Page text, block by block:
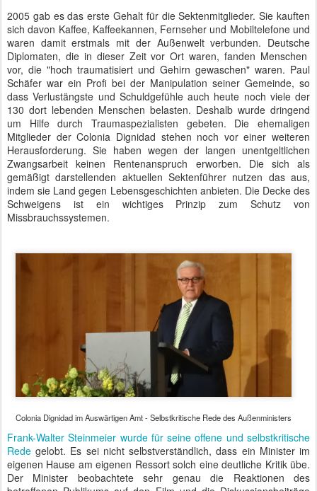
Colonia Dignidad im Auswärtigen Amt - Selbstkritische Rede des Außenministers
Frank-Walter Steinmeier wurde für seine offene und selbstkritische
Redegelobt. Es sei nicht selbstverständlich, dass ein Minister im
eigenen Hause am eigenen Ressort solch eine deutliche Kritik übe.
Der Minister beobachtete sehr genau die Reaktionen des
betroffenen Publikums auf den Film und die Diskussionsbeiträge
und misst dem Fall Colonia Dignidad einen hohen didaktischen
Wert für zukünftige Botschafter-Generationen bei. So werde diese
Fallstudie ins Curriculum der Diplomatenausbildung aufgenommen
und ferner die übliche 30-jährige Sperrfrist für die Akten per
Ministeranweisung auf zwanzig Jahre verkürzt.
Colonia Dignidad zeigt wie Sekten und Diktaturen funktionieren:
+ trenne vertraute und verwandte Personen
+ schaffe eine Atmosphäre des gegenseitigen Mistrauens
+ erfinde zeitintensive und sinnlose Beschäftigungen
+ verhindere wirtschaftliche Handlungsfähigkeit
+ zensiere alles und halte die Außenwelt fern
Ein Aussteiger erzählte mir anschließend, dass eine Gruppe junger
Leute über viele Monate gegen die Zustände in der Colonia
Dignidad gebetet habe. Dann habe der sichtlich demontierte Paul
Schäfer vor einem der Jungen gestanden und gegen die "Mafia"-
das organisierte Gebet - gewettert. Drei Tage später setzte sich
Schäfer nach Argentinien ab, wo er letztlich festgenommen und
verurteilt wurde.
Autor: Matthias Baumann
Gepostet vor26th April 2016vonBTB concept Media GmbH
Standort:
Werderscher Markt 1, 10117 Berlin, Deutschland